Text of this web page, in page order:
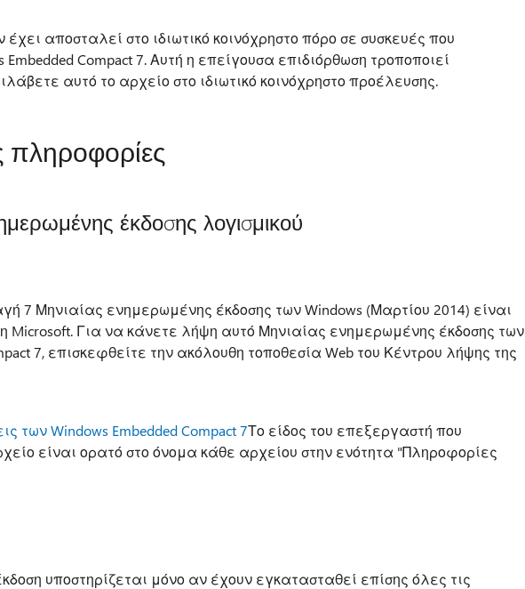
έχει αποσταλεί στο ιδιωτικό κοινόχρηστο πόρο σε συσκευές που
Embedded Compact 7. Αυτή η επείγουσα επιδιόρθωση τροποποιεί
αυτό το αρχείο στο ιδιωτικό κοινόχρηστο προέλευσης.
πληροφορίες
έκδοσης λογισμικού
7 Μηνιαίας ενημερωμένης έκδοσης των Windows (Μαρτίου 2014) είναι
Microsoft. Για να κάνετε λήψη αυτό Μηνιαίας ενημερωμένης έκδοσης των
7, επισκεφθείτε την ακόλουθη τοποθεσία Web του Κέντρου λήψης της
των Windows Embedded Compact 7Το είδος του επεξεργαστή που
είναι ορατό στο όνομα κάθε αρχείου στην ενότητα "Πληροφορίες
υποστηρίζεται μόνο αν έχουν εγκατασταθεί επίσης όλες τις